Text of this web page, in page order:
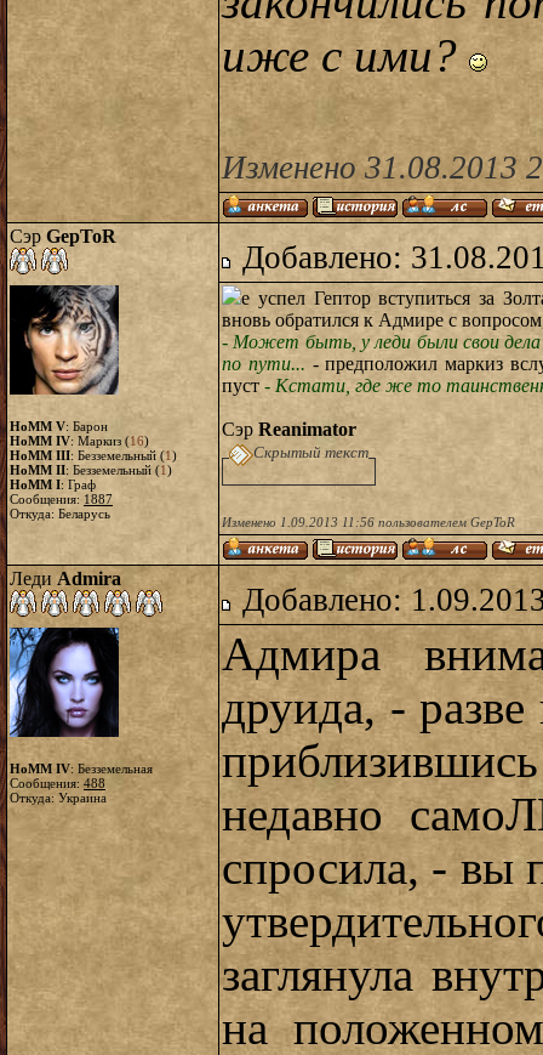
иже с ими?
Изменено 31.08.2013
Сэр GepToR
HoMM V: Барон
HoMM IV: Маркиз (16)
HoMM III: Безземельный (1)
HoMM II: Безземельный (1)
HoMM I: Граф
Сообщения: 1887
Откуда: Беларусь
Добавлено:
е успел Гептор вступиться за
вновь обратился к Адмире с
- Может быть, у леди были свои дела
по пути... - предположил маркиз
пуст - Кстати, где же то
Сэр Reanimator
Скрытый текст
Изменено 1.09.2013 11:56 пользователем GepToR
Леди Admira
HoMM IV: Безземельная
Сообщения: 488
Откуда: Украина
Добавлено:
Адмира
друида, -
недавно
спросила, - вы
заглянула
на